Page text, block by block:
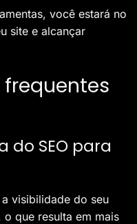
você estará no
site e alcançar
frequentes
do SEO para
visibilidade do seu
que resulta em mais